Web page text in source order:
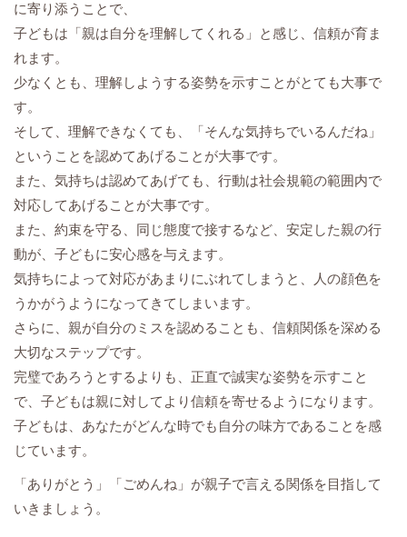
に寄り添うことで、
子どもは「親は自分を理解してくれる」と感じ、信頼が育ま
れます。
少なくとも、理解しようする姿勢を示すことがとても大事で
す。
そして、理解できなくても、「そんな気持ちでいるんだね」
ということを認めてあげることが大事です。
また、気持ちは認めてあげても、行動は社会規範の範囲内で
対応してあげることが大事です。
また、約束を守る、同じ態度で接するなど、安定した親の行
動が、子どもに安心感を与えます。
気持ちによって対応があまりにぶれてしまうと、人の顔色を
うかがうようになってきてしまいます。
さらに、親が自分のミスを認めることも、信頼関係を深める
大切なステップです。
完璧であろうとするよりも、正直で誠実な姿勢を示すこと
で、子どもは親に対してより信頼を寄せるようになります。
子どもは、あなたがどんな時でも自分の味方であることを感
じています。
「ありがとう」「ごめんね」が親子で言える関係を目指して
いきましょう。